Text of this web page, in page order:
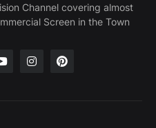
Channel covering almost
Screen in the Town